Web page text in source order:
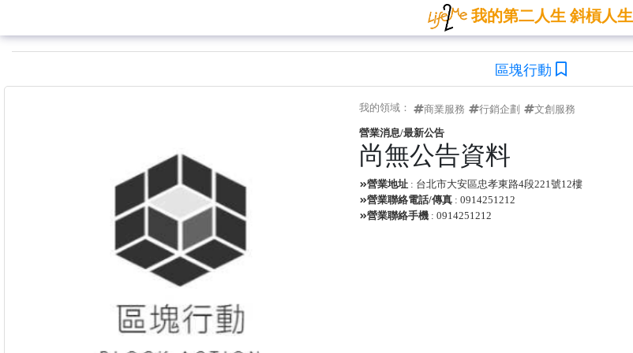
我的第二人生 斜槓人生
區塊行動
我的領域： 商業服務 行銷企劃 文創服務
營業消息/最新公告
尚無公告資料
營業地址 : 台北市大安區忠孝東路4段221號12樓
營業聯絡電話/傳真 : 0914251212
營業聯絡手機 : 0914251212